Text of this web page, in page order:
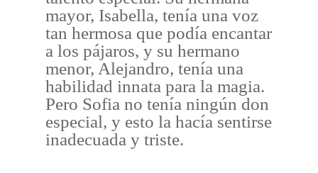
mayor, Isabella, tenía una voz
tan hermosa que podía encantar
a los pájaros, y su hermano
menor, Alejandro, tenía una
habilidad innata para la magia.
Pero Sofia no tenía ningún don
especial, y esto la hacía sentirse
inadecuada y triste.